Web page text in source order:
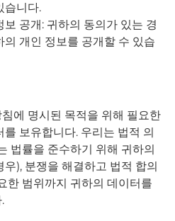
습니다.
공개: 귀하의 동의가 있는 경
의 개인 정보를 공개할 수 있습
에 명시된 목적을 위해 필요한
보유합니다. 우리는 법적 의
법률을 준수하기 위해 귀하의
), 분쟁을 해결하고 법적 합의
한 범위까지 귀하의 데이터를